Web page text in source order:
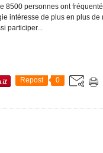
8500 personnes ont
intéresse de plus en plus
participer...
Repost 0